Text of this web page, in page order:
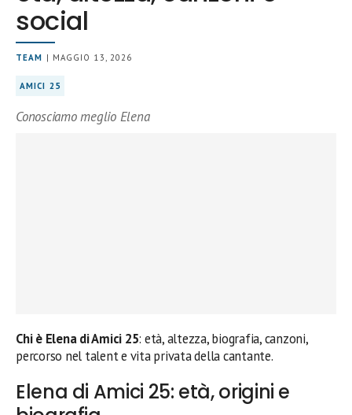
social
TEAM | MAGGIO 13, 2026
AMICI 25
Conosciamo meglio Elena
Chi è Elena di Amici 25: età, altezza, biografia, canzoni,
percorso nel talent e vita privata della cantante.
Elena di Amici 25: età, origini e